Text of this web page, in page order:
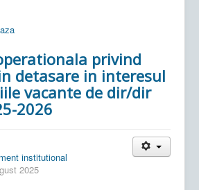
privind
detasare in interesul
vacante de dir/dir
2026
institutional
2025